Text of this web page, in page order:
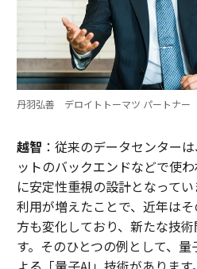
丹羽弘善 デロイトトーマツ パートナー
越智 ：従来のデータセンター
ットのバックエンドなどで使
に安定性重視の設計となって
利用が増えたことで、近年は
方も変化しており、新たな技
す。そのひとつの例として、